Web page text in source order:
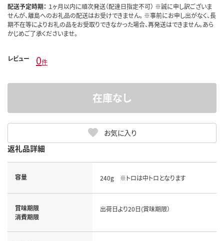
配送予定時期： １ヶ月以内に順次発送（配達日指定不可） ※誠に申し訳ございま
せんが、離島へのお礼品の配送はお受けできません。 ※事前にお申し出がなく、長
期不在等によりお礼の品をお受取りできなかった場合、再発送はできません。あら
かじめご了承くださいませ。
レビュー 0件
お気に入り
在庫なし
返礼品詳細
容量 240g ※トロは中トロとなります
賞味期限
消費期限
出荷日より20日(賞味期限）